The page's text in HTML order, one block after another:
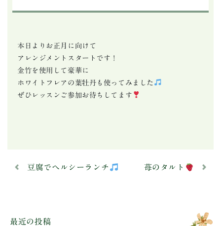
本日よりお正月に向けて
アレンジメントスタートです！
金竹を使用して豪華に
ホワイトフレアの葉牡丹も使ってみました
ぜひレッスンご参加お待ちしてます
豆腐でヘルシーランチ 苺のタルト
最近の投稿